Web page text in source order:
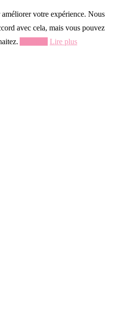
votre expérience. Nous
avec cela, mais vous pouvez
Lire plus